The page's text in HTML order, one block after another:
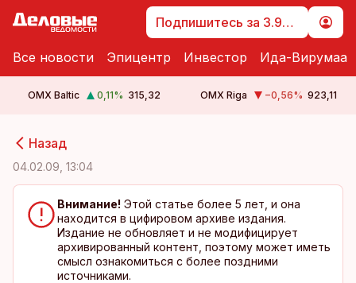
Подпишитесь за 3.99 €
Все новости Эпицентр Инвестор Ида-Вирумаа
OMX Baltic 0,11% 315,32 OMX Riga −0,56% 923,11
Назад
04.02.09, 13:04
Внимание! Этой статье более 5 лет, и она
находится в цифировом архиве издания.
Издание не обновляет и не модифицирует
архивированный контент, поэтому может иметь
смысл ознакомиться с более поздними
источниками.